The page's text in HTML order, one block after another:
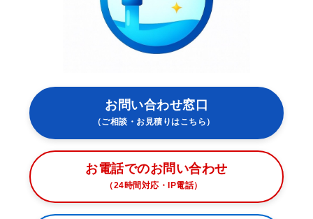
お問い合わせ窓口
（ご相談・お見積りはこちら）
お電話でのお問い合わせ
（24時間対応・IP電話）